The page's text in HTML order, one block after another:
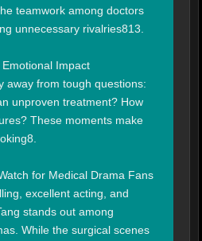
teamwork among doctors
unnecessary rivalries813.
Impact
away from tough questions:
unproven treatment? How
These moments make
for Medical Drama Fans
excellent acting, and
stands out among
While the surgical scenes